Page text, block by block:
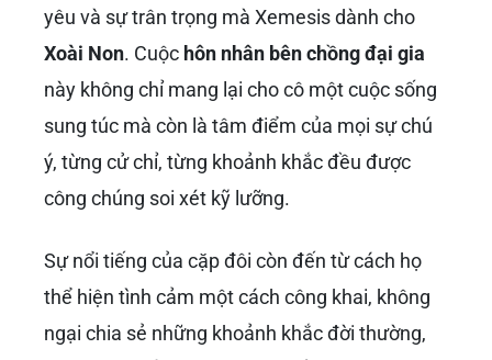
yêu và sự trân trọng mà Xemesis dành cho
Xoài Non. Cuộc hôn nhân bên chồng đại gia
này không chỉ mang lại cho cô một cuộc sống
sung túc mà còn là tâm điểm của mọi sự chú
ý, từng cử chỉ, từng khoảnh khắc đều được
công chúng soi xét kỹ lưỡng.
Sự nổi tiếng của cặp đôi còn đến từ cách họ
thể hiện tình cảm một cách công khai, không
ngại chia sẻ những khoảnh khắc đời thường,